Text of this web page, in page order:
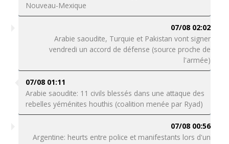
Nouveau-Mexique
07/08 02:02
Arabie saoudite, Turquie et Pakistan vont signer
vendredi un accord de défense (source proche de
l'armée)
07/08 01:11
Arabie saoudite: 11 civils blessés dans une attaque des
rebelles yéménites houthis (coalition menée par Ryad)
07/08 00:56
Argentine: heurts entre police et manifestants lors d'un